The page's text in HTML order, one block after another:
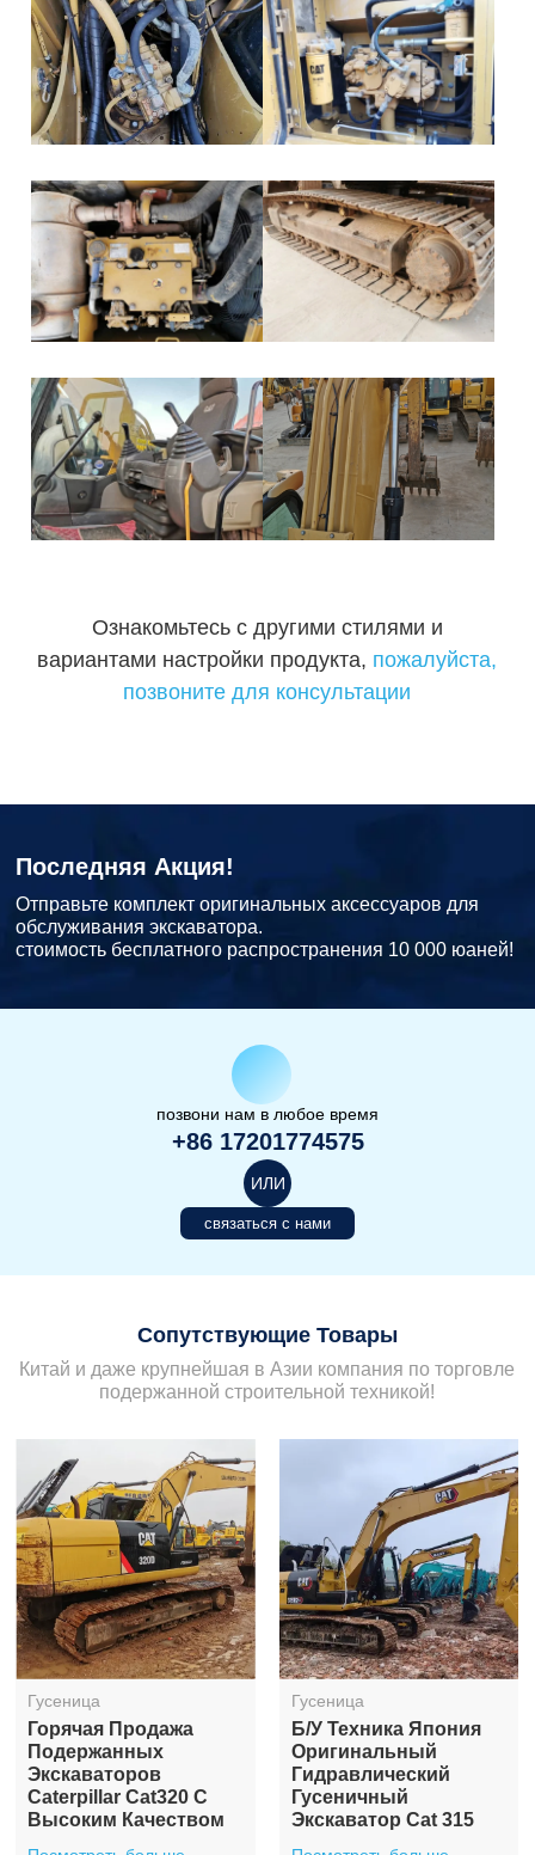
Ознакомьтесь с другими стилями и
вариантами настройки продукта, пожалуйста,
позвоните для консультации
Последняя Акция!
Отправьте комплект оригинальных аксессуаров для
обслуживания экскаватора.
стоимость бесплатного распространения 10 000 юаней!
позвони нам в любое время
+86 17201774575
ИЛИ
связаться с нами
Сопутствующие Товары
Китай и даже крупнейшая в Азии компания по торговле
подержанной строительной техникой!
Гусеница
Горячая Продажа
Подержанных
Экскаваторов
Caterpillar Cat320 С
Высоким Качеством
Гусеница
Б/у Техника Япония
Оригинальный
Гидравлический
Гусеничный
Экскаватор Cat 315